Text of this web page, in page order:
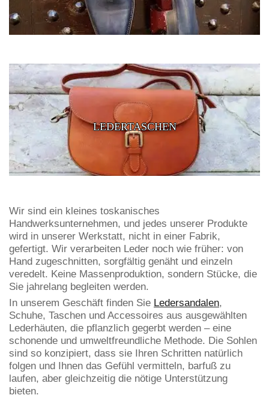
LEDERTASCHEN
Wir sind ein kleines toskanisches
Handwerksunternehmen, und jedes unserer Produkte
wird in unserer Werkstatt, nicht in einer Fabrik,
gefertigt. Wir verarbeiten Leder noch wie früher: von
Hand zugeschnitten, sorgfältig genäht und einzeln
veredelt. Keine Massenproduktion, sondern Stücke, die
Sie jahrelang begleiten werden.
In unserem Geschäft finden Sie Ledersandalen,
Schuhe, Taschen und Accessoires aus ausgewählten
Lederhäuten, die pflanzlich gegerbt werden – eine
schonende und umweltfreundliche Methode. Die Sohlen
sind so konzipiert, dass sie Ihren Schritten natürlich
folgen und Ihnen das Gefühl vermitteln, barfuß zu
laufen, aber gleichzeitig die nötige Unterstützung
bieten.